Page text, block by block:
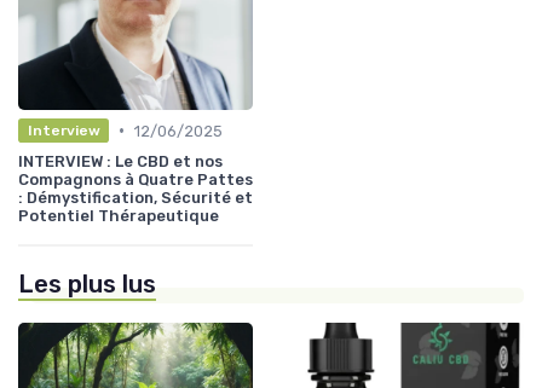
Interview • 12/06/2025
INTERVIEW : Le CBD et nos
Compagnons à Quatre Pattes
: Démystification, Sécurité et
Potentiel Thérapeutique
Les plus lus